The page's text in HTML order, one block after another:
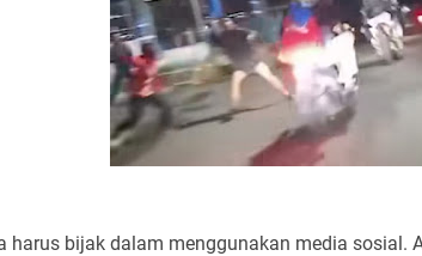
harus bijak dalam menggunakan media sosial.